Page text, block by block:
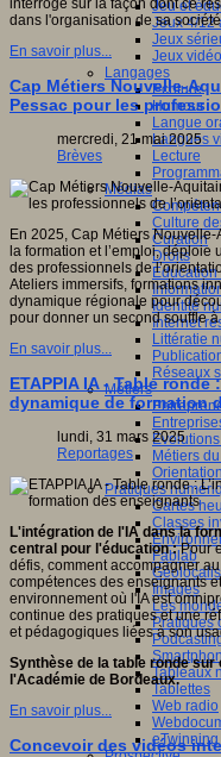
Jeu et
Jeux 4/12
Jeux
Jeux vidéo
Langages
Ecriture
Humour
Langue
Langues
Lecture
Médias
Culture
Curation
Droits
Identité
Internet
Littératie
Réseaux
Métiers
Métiers
Orientation
Pratiques
Cartes
Classes
Fablab
Images
Les
Pratiques
Tableaux
Tablettes
Web radio
eTwinning
interrogé sur la façon dont ce
dans l'organisation de sa
En savoir plus...
Cap Métiers Nouvelle-
Pessac pour les
mercredi, 21 mai 2025
Brèves
En 2025, Cap Métiers
la formation et l’emploi,
des professionnels de
Ateliers immersifs, formations
dynamique régionale pour
pour donner un second souffle
En savoir plus...
ETAPPIA IA - Table
dynamique de formation
lundi, 31 mars 2025
Reportages
L'intégration de l'IA dans la
central pour l'éducation :Pour
défis, comment accompagner
compétences des enseignants
environnement où l'IA est
continue des pratiques et une
et pédagogiques liées à son
Synthèse de la table ronde
l'Académie de Bordeaux.
En savoir plus...
Concevoir des vidéos